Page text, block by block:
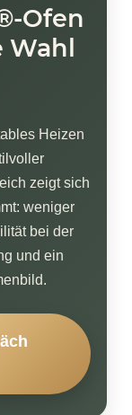
Ofen
Wahl
Heizen
zeigt sich
weniger
bei der
und ein